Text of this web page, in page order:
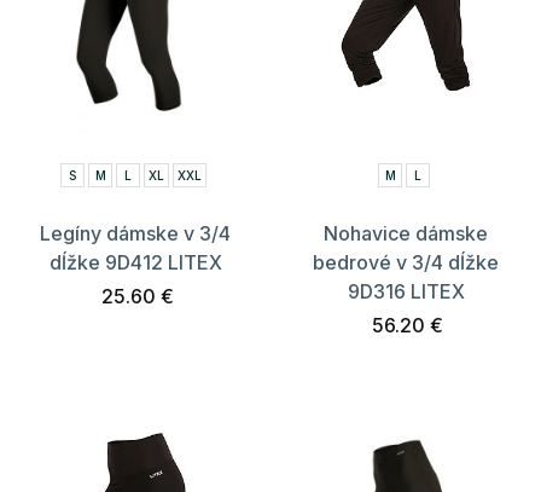
S M L XL XXL
Legíny dámske v 3/4
dĺžke 9D412 LITEX
25.60 €
M L
Nohavice dámske
bedrové v 3/4 dĺžke
9D316 LITEX
56.20 €